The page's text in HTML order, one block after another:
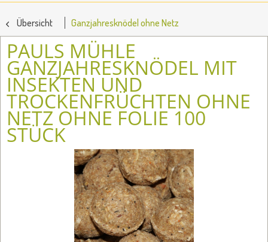
Übersicht Ganzjahresknödel ohne Netz
PAULS MÜHLE
GANZJAHRESKNÖDEL MIT
INSEKTEN UND
TROCKENFRÜCHTEN OHNE
NETZ OHNE FOLIE 100
STÜCK